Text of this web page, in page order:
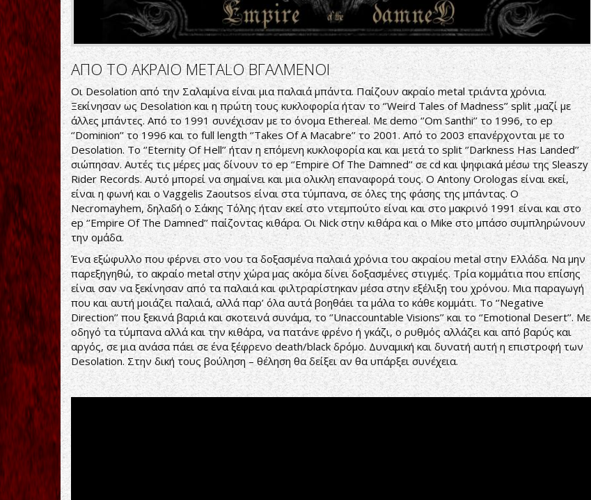
ΑΠΟ ΤΟ ΑΚΡΑΙΟ METALΟ ΒΓΑΛΜΕΝΟΙ
Οι Desolation από την Σαλαμίνα είναι μια παλαιά μπάντα. Παίζουν ακραίο metal τριάντα χρόνια.
Ξεκίνησαν ως Desolation και η πρώτη τους κυκλοφορία ήταν το ‘’Weird Tales of Madness’’ split ,μαζί με
άλλες μπάντες. Από το 1991 συνέχισαν με το όνομα Ethereal. Με demo ‘’Om Santhi’’ το 1996, το ep
‘’Dominion’’ το 1996 και το full length ‘’Takes Of A Macabre’’ το 2001. Από το 2003 επανέρχονται με το
Desolation. Το ‘’Eternity Of Hell’’ ήταν η επόμενη κυκλοφορία και και μετά το split ‘’Darkness Has Landed’’
σιώπησαν. Αυτές τις μέρες μας δίνουν το ep ‘’Empire Of The Damned’’ σε cd και ψηφιακά μέσω της Sleaszy
Rider Records. Αυτό μπορεί να σημαίνει και μια ολικλη επαναφορά τους. Ο Antony Orologas είναι εκεί,
είναι η φωνή και ο Vaggelis Zaoutsos είναι στα τύμπανα, σε όλες της φάσης της μπάντας. Ο
Necromayhem, δηλαδή ο Σάκης Τόλης ήταν εκεί στο ντεμπούτο είναι και στο μακρινό 1991 είναι και στο
ep ‘’Empire Of The Damned’’ παίζοντας κιθάρα. Οι Nick στην κιθάρα και ο Mike στο μπάσο συμπληρώνουν
την ομάδα.
Ένα εξώφυλλο που φέρνει στο νου τα δοξασμένα παλαιά χρόνια του ακραίου metal στην Ελλάδα. Να μην
παρεξηγηθώ, το ακραίο metal στην χώρα μας ακόμα δίνει δοξασμένες στιγμές. Τρία κομμάτια που επίσης
είναι σαν να ξεκίνησαν από τα παλαιά και φιλτραρίστηκαν μέσα στην εξέλιξη του χρόνου. Μια παραγωγή
που και αυτή μοιάζει παλαιά, αλλά παρ’ όλα αυτά βοηθάει τα μάλα το κάθε κομμάτι. Το ‘’Negative
Direction’’ που ξεκινά βαριά και σκοτεινά συνάμα, το ‘’Unaccountable Visions’’ και το ‘’Emotional Desert’’. Με
οδηγό τα τύμπανα αλλά και την κιθάρα, να πατάνε φρένο ή γκάζι, ο ρυθμός αλλάζει και από βαρύς και
αργός, σε μια ανάσα πάει σε ένα ξέφρενο death/black δρόμο. Δυναμική και δυνατή αυτή η επιστροφή των
Desolation. Στην δική τους βούληση – θέληση θα δείξει αν θα υπάρξει συνέχεια.